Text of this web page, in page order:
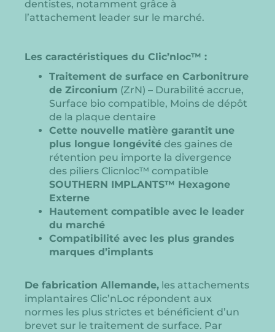
dentistes, notamment grâce à
l’attachement leader sur le marché.
Les caractéristiques du Clic’nloc™ :
Traitement de surface en Carbonitrure
de Zirconium (ZrN) – Durabilité accrue,
Surface bio compatible, Moins de dépôt
de la plaque dentaire
Cette nouvelle matière garantit une
plus longue longévité des gaines de
rétention peu importe la divergence
des piliers Clicnloc™ compatible
SOUTHERN IMPLANTS™ Hexagone
Externe
Hautement compatible avec le leader
du marché
Compatibilité avec les plus grandes
marques d’implants
De fabrication Allemande, les attachements
implantaires Clic’nLoc répondent aux
normes les plus strictes et bénéficient d’un
brevet sur le traitement de surface. Par